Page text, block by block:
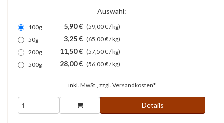
Auswahl:
100g 5,90 € (59,00 € / kg)
50g
3,25 € (65,00 € / kg)
200g
11,50 € (57,50 € / kg)
500g
28,00 € (56,00 € / kg)
inkl. MwSt., zzgl. Versandkosten*
Details